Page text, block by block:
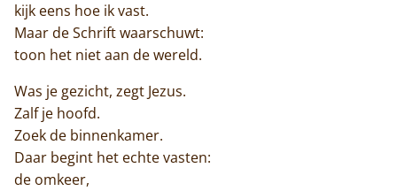
Home
Trappisten
De abdij
kijk eens hoe ik vast.
Maar de Schrift waarschuwt:
toon het niet aan de wereld.
Was je gezicht, zegt Jezus.
Zalf je hoofd.
Zoek de binnenkamer.
Daar begint het echte vasten:
de omkeer,